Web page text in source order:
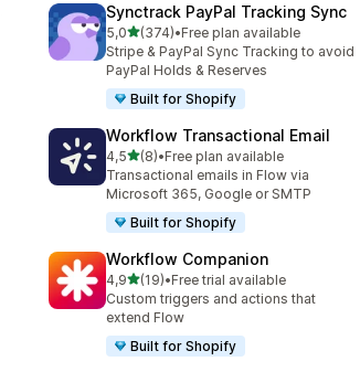
Synctrack PayPal Tracking Sync
5,0de 5 estrelas
(374)
374 total de avaliações
•Free plan available
Stripe & PayPal Sync Tracking to avoid
PayPal Holds & Reserves
Built for Shopify
Workflow Transactional Email
4,5de 5 estrelas
(8)
8 total de avaliações
•Free plan available
Transactional emails in Flow via
Microsoft 365, Google or SMTP
Built for Shopify
Workflow Companion
4,9de 5 estrelas
(19)
19 total de avaliações
•Free trial available
Custom triggers and actions that
extend Flow
Built for Shopify